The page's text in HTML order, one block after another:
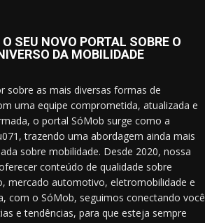
SEU NOVO PORTAL SOBRE O
DA MOBILIDADE
sobre as mais diversas formas de
uma equipe comprometida, atualizada e
o portal SóMob surge como a
trazendo uma abordagem ainda mais
sobre mobilidade. Desde 2020, nossa
conteúdo de qualidade sobre
mercado automotivo, eletromobilidade e
com o SóMob, seguimos conectando você
e tendências, para que esteja sempre